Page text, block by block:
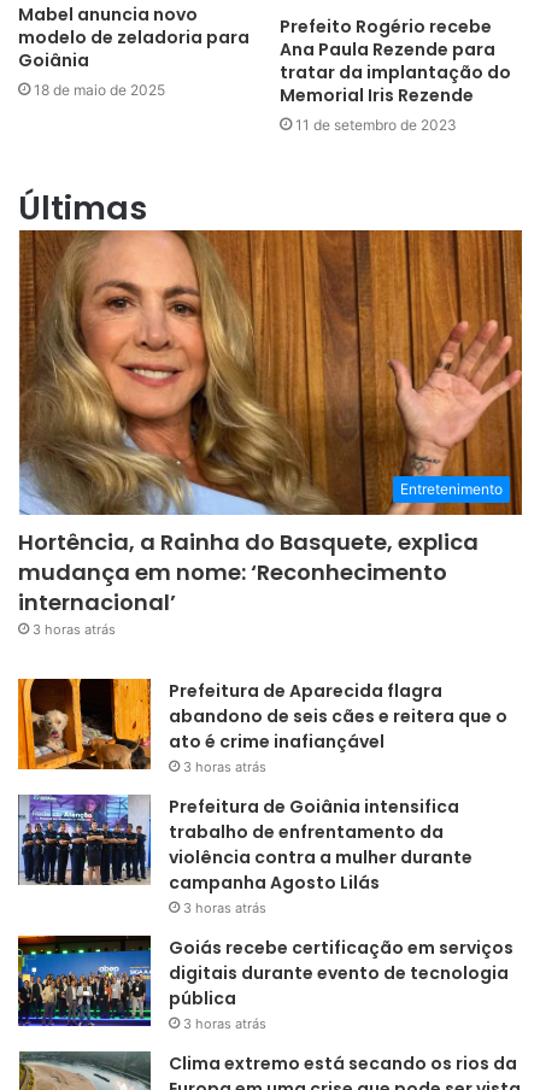
Mabel anuncia novo
modelo de zeladoria para
Goiânia
18 de maio de 2025
Prefeito Rogério recebe
Ana Paula Rezende para
tratar da implantação do
Memorial Iris Rezende
11 de setembro de 2023
Últimas
Entretenimento
Hortência, a Rainha do Basquete, explica
mudança em nome: ‘Reconhecimento
internacional’
3 horas atrás
Prefeitura de Aparecida flagra
abandono de seis cães e reitera que o
ato é crime inafiançável
3 horas atrás
Prefeitura de Goiânia intensifica
trabalho de enfrentamento da
violência contra a mulher durante
campanha Agosto Lilás
3 horas atrás
Goiás recebe certificação em serviços
digitais durante evento de tecnologia
pública
3 horas atrás
Clima extremo está secando os rios da